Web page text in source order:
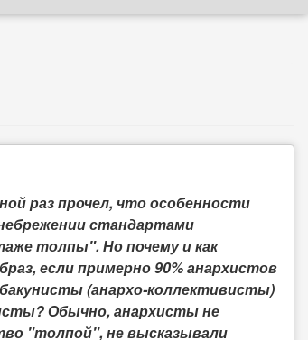
раз прочел, что особенности
стандартами
толпы". Но почему и как
если примерно 90% анархистов
(анархо-коллективисты)
Обычно, анархисты не
"толпой", не высказывали